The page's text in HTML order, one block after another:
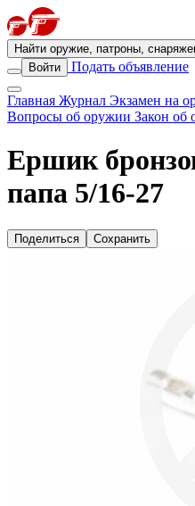
Найти оружие, патроны,
Войти
Подать объявление
Главная Журнал Экзамен на
Вопросы об оружии Закон об
Ершик
папа 5/16-27
Поделиться Сохранить